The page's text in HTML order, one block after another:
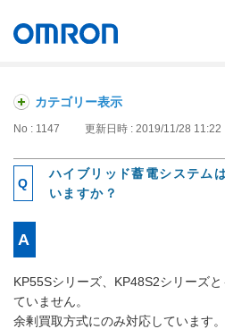
カテゴリー表示
No : 1147 更新日時 : 2019/11/28 11:22
ハイブリッド蓄電システム
いますか？
KP55Sシリーズ、KP48S2シリーズ
ていません。
余剰買取方式にのみ対応しています。